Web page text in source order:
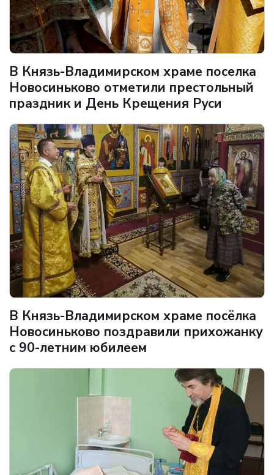
В Князь-Владимирском храме поселка
Новосиньково отметили престольный
праздник и День Крещения Руси
В Князь-Владимирском храме посёлка
Новосиньково поздравили прихожанку
с 90-летним юбилеем